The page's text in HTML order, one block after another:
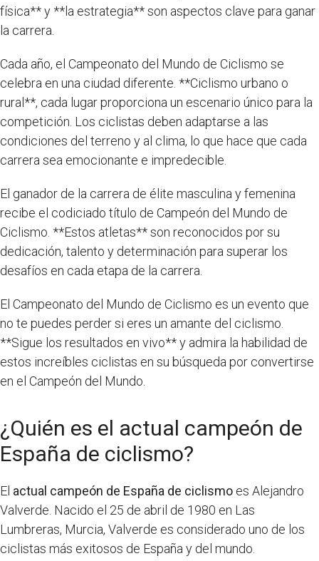
física** y **la estrategia** son aspectos clave para ganar
la carrera.
Cada año, el Campeonato del Mundo de Ciclismo se
celebra en una ciudad diferente. **Ciclismo urbano o
rural**, cada lugar proporciona un escenario único para la
competición. Los ciclistas deben adaptarse a las
condiciones del terreno y al clima, lo que hace que cada
carrera sea emocionante e impredecible.
El ganador de la carrera de élite masculina y femenina
recibe el codiciado título de Campeón del Mundo de
Ciclismo. **Estos atletas** son reconocidos por su
dedicación, talento y determinación para superar los
desafíos en cada etapa de la carrera.
El Campeonato del Mundo de Ciclismo es un evento que
no te puedes perder si eres un amante del ciclismo.
**Sigue los resultados en vivo** y admira la habilidad de
estos increíbles ciclistas en su búsqueda por convertirse
en el Campeón del Mundo.
¿Quién es el actual campeón de
España de ciclismo?
El actual campeón de España de ciclismo es Alejandro
Valverde. Nacido el 25 de abril de 1980 en Las
Lumbreras, Murcia, Valverde es considerado uno de los
ciclistas más exitosos de España y del mundo.